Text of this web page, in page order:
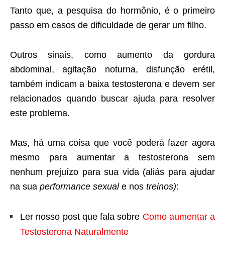
Tanto que, a pesquisa do hormônio, é o primeiro
passo em casos de dificuldade de gerar um filho.
Outros sinais, como aumento da gordura
abdominal, agitação noturna, disfunção erétil,
também indicam a baixa testosterona e devem ser
relacionados quando buscar ajuda para resolver
este problema.
Mas, há uma coisa que você poderá fazer agora
mesmo para aumentar a testosterona sem
nenhum prejuízo para sua vida (aliás para ajudar
na sua performance sexuale nos treinos):
Ler nosso post que fala sobre Como aumentar a
Testosterona Naturalmente